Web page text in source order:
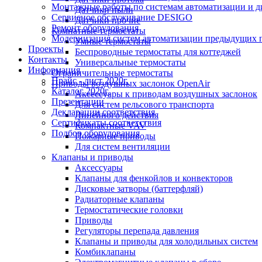
Монтажные работы по системам автоматизации и
Сервисное обслуживание DESIGO
Ремонт оборудования
Модернизация систем автоматизации
Проекты
Контакты
Информация
Прайс - лист 2020г.
Каталог 2020г.
Презентации
Декларации соответствия
Сертификаты соответствия
Подбор оборудования
Датчики пыли
Датчики прочие
Комнатные термостаты
Умные термостаты
Беспроводные термостаты для коттеджей
Универсальные термостаты
Ограничительные термостаты
Приводы воздушных заслонок OpenAir
Аксессуары к приводам воздушных заслонок
Для систем рельсового транспорта
Линейного действия
Компактные VAV
Пожарные приводы
Для систем вентиляции
Клапаны и приводы
Аксессуары
Клапаны для фенкойлов и конвекторов
Дисковые затворы (баттерфляй)
Радиаторные клапаны
Термостатические головки
Приводы
Регуляторы перепада давления
Клапаны и приводы для холодильных систем
Комбиклапаны